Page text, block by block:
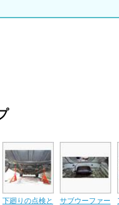
下廻りの点検と サブウーファー